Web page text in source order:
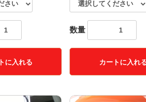
に入れる
数量
カートに入れ